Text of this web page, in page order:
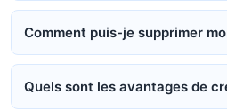
Comment puis-je supprimer
Quels sont les avantages de